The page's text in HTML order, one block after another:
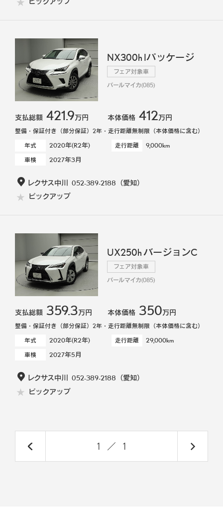
NX300h Iパッケージ
フェア対象車
パールマイカ(085)
支払総額 421.9万円 本体価格 412万円
整備・保証付き（部分保証）2年・走行距離無制限（本体価格に含む）
年式
2020年(R2年) 走行距離 9,000km
車検 2027年3月
レクサス中川 052-389-2188 （愛知）
ピックアップ
UX250h バージョンC
フェア対象車
パールマイカ(085)
支払総額 359.3万円 本体価格 350万円
整備・保証付き（部分保証）2年・走行距離無制限（本体価格に含む）
年式
2020年(R2年) 走行距離 29,000km
車検 2027年5月
レクサス中川 052-389-2188 （愛知）
ピックアップ
1 ／ 1